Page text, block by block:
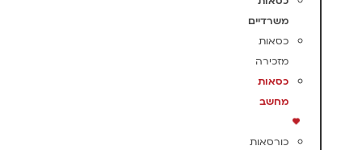
משרדיים
כסאות
מזכירה
כסאות
מחשב
כורסאות